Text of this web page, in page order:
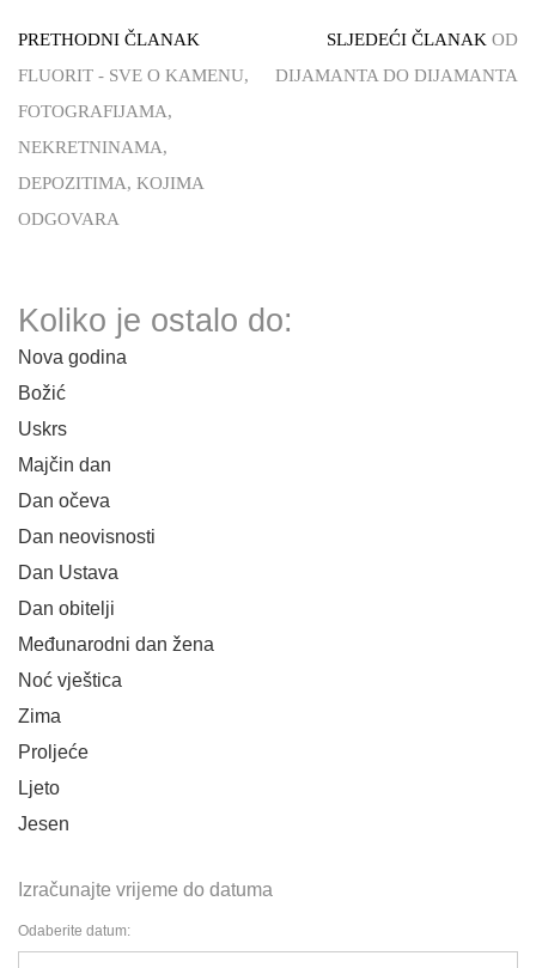
PRETHODNI ČLANAK
FLUORIT - SVE O KAMENU,
FOTOGRAFIJAMA,
NEKRETNINAMA,
DEPOZITIMA, KOJIMA
ODGOVARA
SLJEDEĆI ČLANAK OD
DIJAMANTA DO DIJAMANTA
Koliko je ostalo do:
Nova godina
Božić
Uskrs
Majčin dan
Dan očeva
Dan neovisnosti
Dan Ustava
Dan obitelji
Međunarodni dan žena
Noć vještica
Zima
Proljeće
Ljeto
Jesen
Izračunajte vrijeme do datuma
Odaberite datum: